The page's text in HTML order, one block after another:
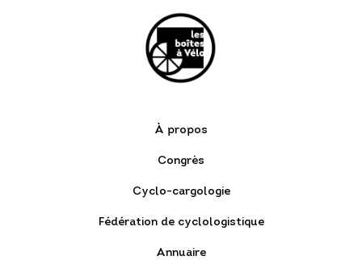
À propos
Congrès
Cyclo-cargologie
Fédération de cyclologistique
Annuaire